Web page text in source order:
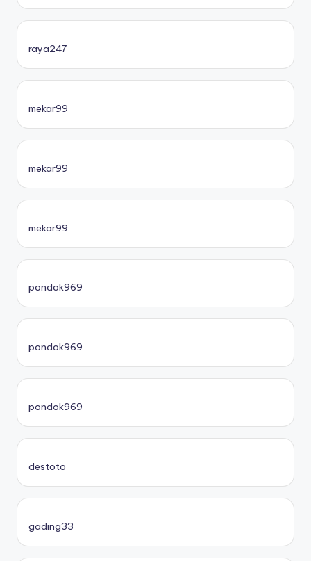
raya247
mekar99
mekar99
mekar99
pondok969
pondok969
pondok969
destoto
gading33